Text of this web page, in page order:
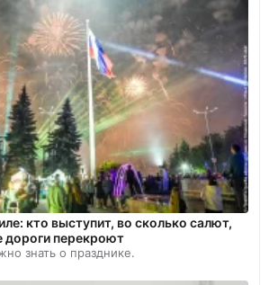
кто выступит, во сколько салют,
дороги перекроют
знать о празднике.